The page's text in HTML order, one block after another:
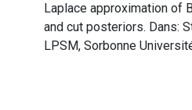
Laplace approximation of
and cut posteriors. Dans:
LPSM, Sorbonne